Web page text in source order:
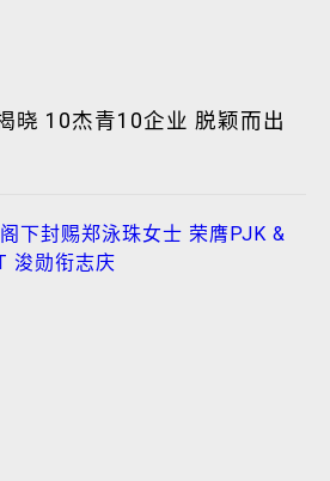
晓 10杰青10企业 脱颖而出